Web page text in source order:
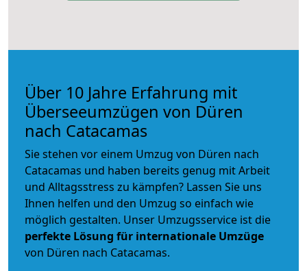
Über 10 Jahre Erfahrung mit
Überseeumzügen von Düren
nach Catacamas
Sie stehen vor einem Umzug von Düren nach
Catacamas und haben bereits genug mit Arbeit
und Alltagsstress zu kämpfen? Lassen Sie uns
Ihnen helfen und den Umzug so einfach wie
möglich gestalten. Unser Umzugsservice ist die
perfekte Lösung für internationale Umzüge
von Düren nach Catacamas.